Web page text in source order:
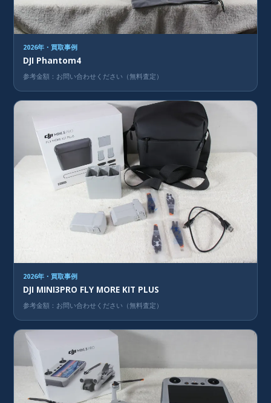
2026年・買取事例
DJI Phantom4
参考金額：お問い合わせください（無料査定）
2026年・買取事例
DJI MINI3PRO FLY MORE KIT PLUS
参考金額：お問い合わせください（無料査定）